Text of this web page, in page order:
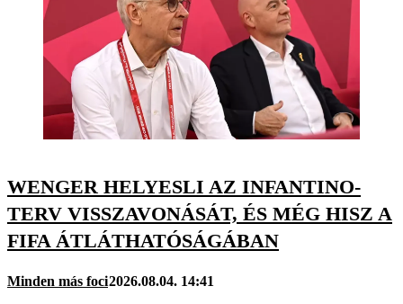
WENGER HELYESLI AZ INFANTINO-
TERV VISSZAVONÁSÁT, ÉS MÉG HISZ A
FIFA ÁTLÁTHATÓSÁGÁBAN
Minden más foci2026.08.04. 14:41